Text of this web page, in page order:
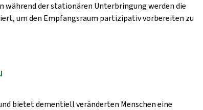
während der stationären Unterbringung werden die
um den Empfangsraum partizipativ vorbereiten zu
bietet dementiell veränderten Menschen eine